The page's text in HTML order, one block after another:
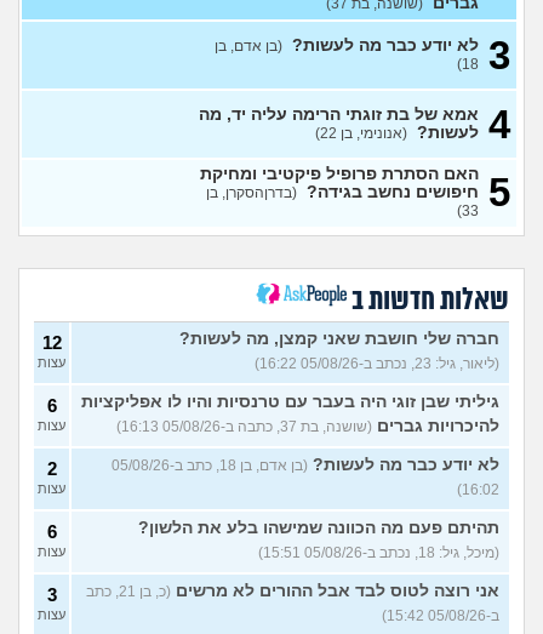
(אלירן, בן 30)
מתכננת חתונה ראשונה, יש
לכם עצות?
האם מה שאני מרגיש זה הגיוני
ותקין?
(לירון, בן 31)
איך להתגבר על רצון לקשר
לפני הזמן?
(אנונימית, בת 21)
הבילויים, זה מוריד לכם?
(לחם ושעשועים, בן 36)
13
כשרבתי עם בת הזוג שלי,
דחפתי אותה מתוך כעס. איך
להתמודד?
(אלכס, שם בדוי, בן
40)
13
עצות
איך להסביר לה שאני רוצה
להיפרד?
(עידן, בן 27)
20
עצות
בעיות ביני לבית הזוג, מה
לעשות?
6
עצות
לא משלמת בדייטים
(אלי, בן
29)
9
עצות
יוצאת איתו היום לדייט ראשון 3
עצות
(שושנה, בת 37)
3 לא יודע כבר מה לעשות? (בן אדם, בן
18)
4 אמא של בת זוגתי הרימה עליה יד, מה
לעשות? (אנונימי, בן 22)
5 האם הסתרת פרופיל פיקטיבי ומחיקת
חיפושים נחשב בגידה? (בדרןהסקרן, בן
33)
שאלות חדשות ב
חברה שלי חושבת שאני קמצן, מה לעשות?
(ליאור, גיל: 23, נכתב ב-05/08/26 16:22)
12
עצות
גיליתי שבן זוגי היה בעבר עם טרנסיות והיו לו אפליקציות
להיכרויות גברים (שושנה, בת 37, כתבה ב-05/08/26 16:13)
6
עצות
לא יודע כבר מה לעשות?
(בן אדם, בן 18, כתב ב-05/08/26
16:02)
2
עצות
תהיתם פעם מה הכוונה שמישהו בלע את הלשון?
(מיכל, גיל: 18, נכתב ב-05/08/26 15:51)
6
עצות
אני רוצה לטוס לבד אבל ההורים לא מרשים
(כ, בן 21, כתב
ב-05/08/26 15:42)
3
עצות